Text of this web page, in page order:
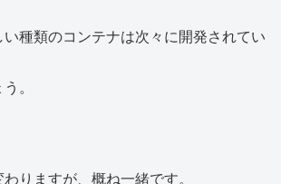
種類のコンテナは次々に開発されてい
。
りますが、概ね一緒です。